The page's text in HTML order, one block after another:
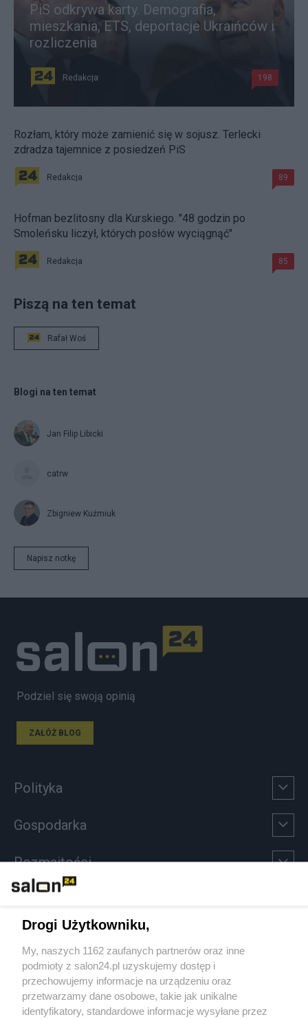
PiS odkrywa karty. Demografia,
mieszkania, ETS, deportacje Ukraińców i
rozliczenia
Redakcja 198
Rozłam, który może zamienić się w sojusz. Terlecki
zdradza tajemnice z posiedzeń PiS
Redakcja 89
Hofman bezlitosny dla Kurskiego. "48 godzin po
Smoleńsku liczył, których posłów wyciągnąć"
Redakcja 85
Piszą na ten temat
Rafał Woś
Blogi na ten temat
Jan Filip Libicki
catrw
Zbigniew Kuźmiuk
Napisz notkę
Podziel się swoją opinią
ZAŁÓŻ BLOG
Polityka
Gospodarka
Rozmaitości
Sport
Społeczeństwo
Kultura
Drogi Użytkowniku,
My, naszych 1162 zaufanych partnerów oraz inne
podmioty z salon24.pl uzyskujemy dostęp i
przechowujemy informacje na urządzeniu oraz
przetwarzamy dane osobowe, takie jak unikalne
identyfikatory, standardowe informacje wysyłane przez